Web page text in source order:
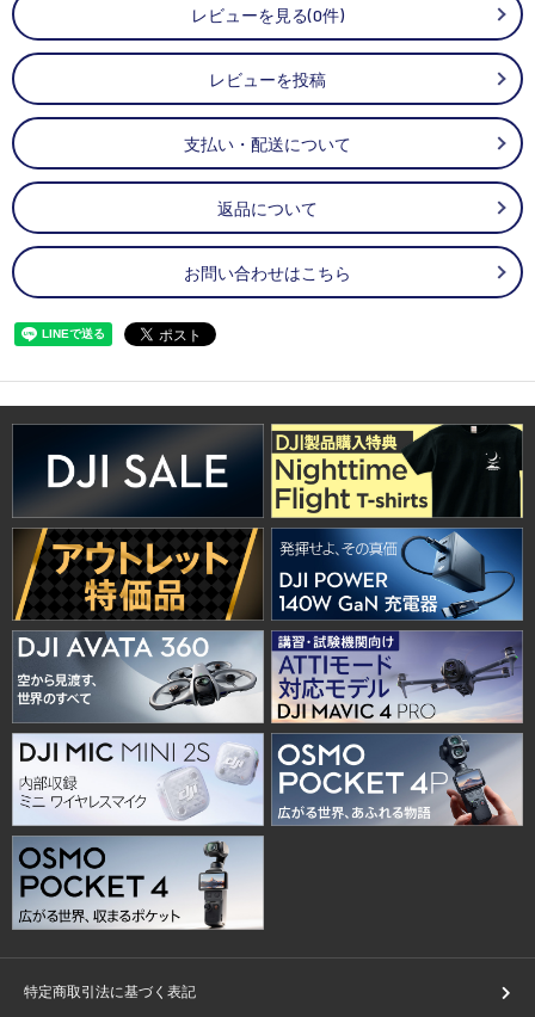
レビューを見る(0件)
レビューを投稿
支払い・配送について
返品について
お問い合わせはこちら
特定商取引法に基づく表記